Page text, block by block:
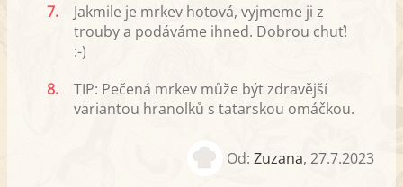
7.
Jakmile je mrkev hotová, vyjmeme ji z
trouby a podáváme ihned. Dobrou chuť!
:-)
8.
TIP: Pečená mrkev může být zdravější
variantou hranolků s tatarskou omáčkou.
Od: Zuzana, 27.7.2023